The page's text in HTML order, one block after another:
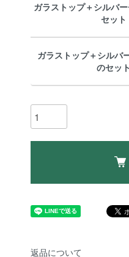
ガラストップ＋シルバ
セット
ガラストップ＋シルバ
のセット
返品について